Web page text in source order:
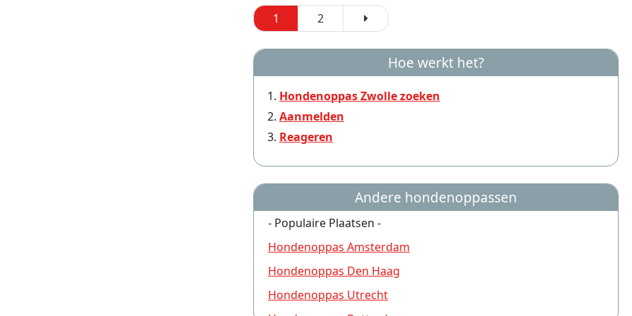
1 2
Hoe werkt het?
Hondenoppas Zwolle zoeken
Aanmelden
Reageren
Andere hondenoppassen
- Populaire Plaatsen -
Hondenoppas Amsterdam
Hondenoppas Den Haag
Hondenoppas Utrecht